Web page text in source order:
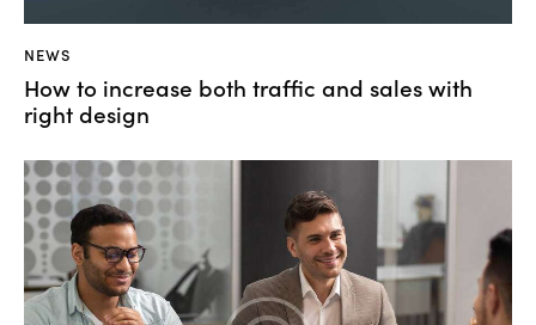
NEWS
How to increase both traffic and sales with
right design